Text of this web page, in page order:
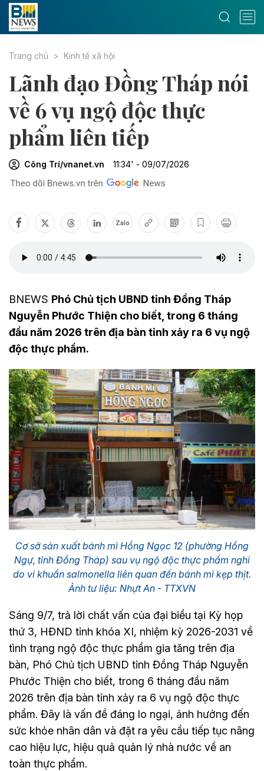
Trang chủ Kinh tế xã hội
Lãnh đạo Đồng Tháp nói
về 6 vụ ngộ độc thực
phẩm liên tiếp
Công Trí/vnanet.vn 11:34' - 09/07/2026
Zalo
BNEWS Phó Chủ tịch UBND tỉnh Đồng Tháp
Nguyễn Phước Thiện cho biết, trong 6 tháng
đầu năm 2026 trên địa bàn tỉnh xảy ra 6 vụ ngộ
độc thực phẩm.
Cơ sở sản xuất bánh mì Hồng Ngọc 12 (phường Hồng
Ngự, tỉnh Đồng Tháp) sau vụ ngộ độc thực phẩm nghi
do vi khuẩn salmonella liên quan đến bánh mì kẹp thịt.
Ảnh tư liệu: Nhựt An - TTXVN
Sáng 9/7, trả lời chất vấn của đại biểu tại Kỳ họp
thứ 3, HĐND tỉnh khóa XI, nhiệm kỳ 2026-2031 về
tình trạng ngộ độc thực phẩm gia tăng trên địa
bàn, Phó Chủ tịch UBND tỉnh Đồng Tháp Nguyễn
Phước Thiện cho biết, trong 6 tháng đầu năm
2026 trên địa bàn tỉnh xảy ra 6 vụ ngộ độc thực
phẩm. Đây là vấn đề đáng lo ngại, ảnh hưởng đến
sức khỏe nhân dân và đặt ra yêu cầu tiếp tục nâng
cao hiệu lực, hiệu quả quản lý nhà nước về an
toàn thực phẩm.